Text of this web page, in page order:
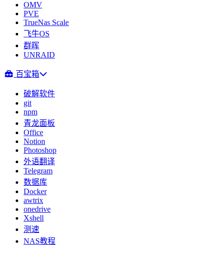
OMV
PVE
TrueNas Scale
飞牛OS
群晖
UNRAID
百宝箱
破解软件
git
npm
青龙面板
Office
Notion
Photoshop
外语翻译
Telegram
数据库
Docker
awtrix
onedrive
Xshell
测速
NAS教程